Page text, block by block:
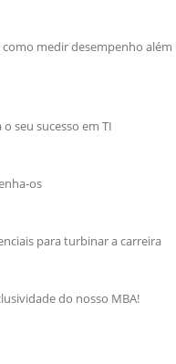
medir desempenho além
seu sucesso em TI
os
para turbinar a carreira
do nosso MBA!